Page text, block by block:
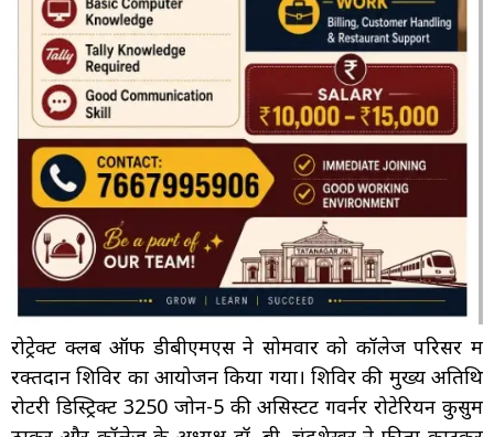
रोट्रेक्ट क्लब ऑफ डीबीएमएस ने सोमवार को कॉलेज परिसर में
रक्तदान शिविर का आयोजन किया गया। शिविर की मुख्य अतिथि
रोटरी डिस्ट्रिक्ट 3250 जोन-5 की असिस्टेंट गवर्नर रोटेरियन कुसुम